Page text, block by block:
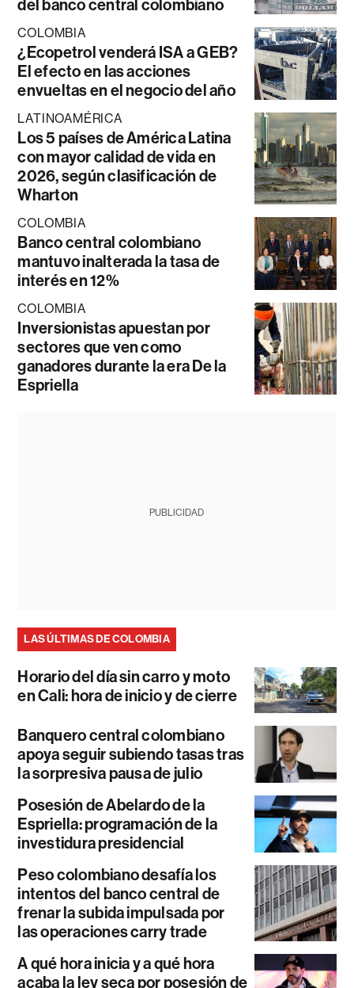
del banco central colombiano
COLOMBIA
¿Ecopetrol venderá ISA a GEB?
El efecto en las acciones
envueltas en el negocio del año
LATINOAMÉRICA
Los 5 países de América Latina
con mayor calidad de vida en
2026, según clasificación de
Wharton
COLOMBIA
Banco central colombiano
mantuvo inalterada la tasa de
interés en 12%
COLOMBIA
Inversionistas apuestan por
sectores que ven como
ganadores durante la era De la
Espriella
PUBLICIDAD
LAS ÚLTIMAS DE COLOMBIA
Horario del día sin carro y moto
en Cali: hora de inicio y de cierre
Banquero central colombiano
apoya seguir subiendo tasas tras
la sorpresiva pausa de julio
Posesión de Abelardo de la
Espriella: programación de la
investidura presidencial
Peso colombiano desafía los
intentos del banco central de
frenar la subida impulsada por
las operaciones carry trade
A qué hora inicia y a qué hora
acaba la ley seca por posesión de